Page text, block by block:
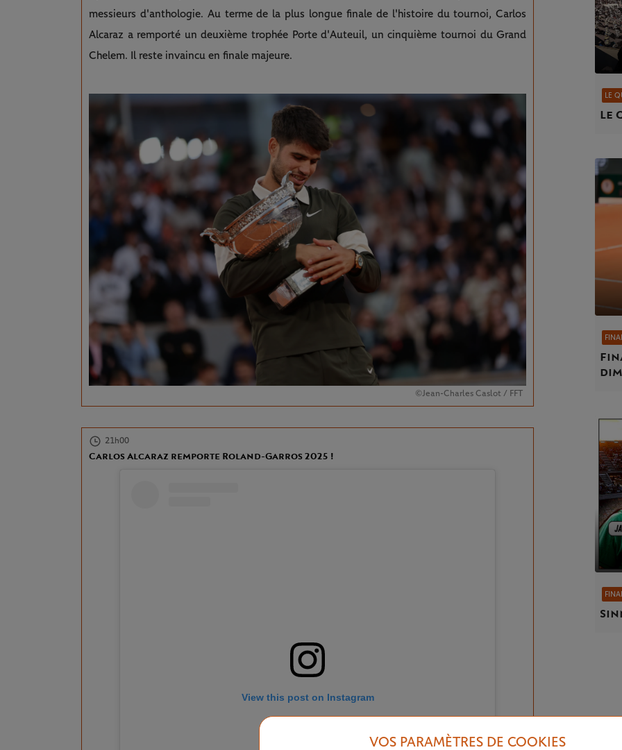
messieurs d'anthologie. Au terme de la plus longue finale de l'histoire du tournoi, Carlos
Alcaraz a remporté un deuxième trophée Porte d'Auteuil, un cinquième tournoi du Grand
Chelem. Il reste invaincu en finale majeure.
©Jean-Charles Caslot / FFT
21h00
Carlos Alcaraz remporte Roland-Garros 2025 !
View this post on Instagram
LE
Le
VOS PARAMÈTRES DE COOKIES